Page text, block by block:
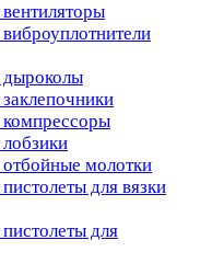
молотки
для вязки
для